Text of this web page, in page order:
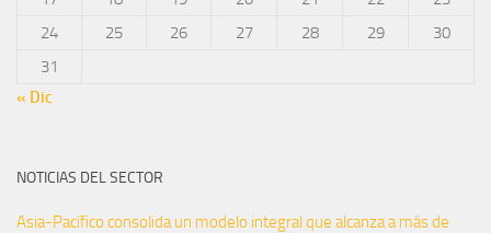
24
25 26 27 28 29
30
31
« Dic
NOTICIAS DEL SECTOR
Asia-Pacífico consolida un modelo integral que alcanza a más de